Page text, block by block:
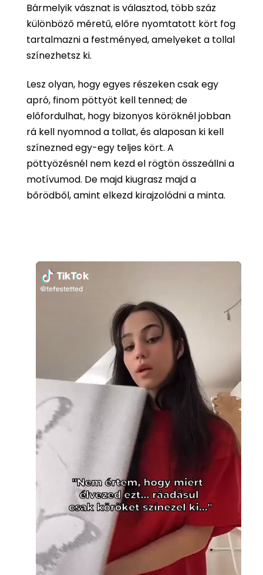
Bármelyik vásznat is választod, több száz
különböző méretű, előre nyomtatott kört fog
tartalmazni a festményed, amelyeket a tollal
színezhetsz ki.
Lesz olyan, hogy egyes részeken csak egy
apró, finom pöttyöt kell tenned; de
előfordulhat, hogy bizonyos köröknél jobban
rá kell nyomnod a tollat, és alaposan ki kell
színezned egy-egy teljes kört. A
pöttyözésnél nem kezd el rögtön összeállni a
motívumod. De majd kiugrasz majd a
bőrödből, amint elkezd kirajzolódni a minta.